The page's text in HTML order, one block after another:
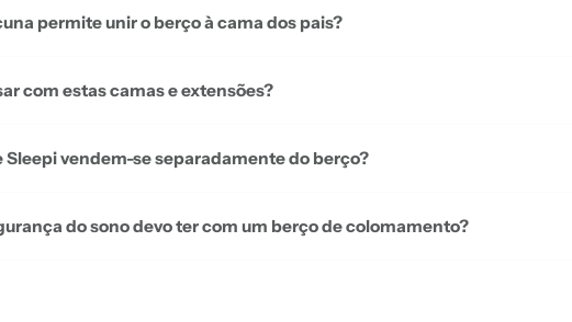
permite unir o berço à cama dos pais?
com estas camas e extensões?
Sleepi vendem-se separadamente do berço?
do sono devo ter com um berço de colomamento?